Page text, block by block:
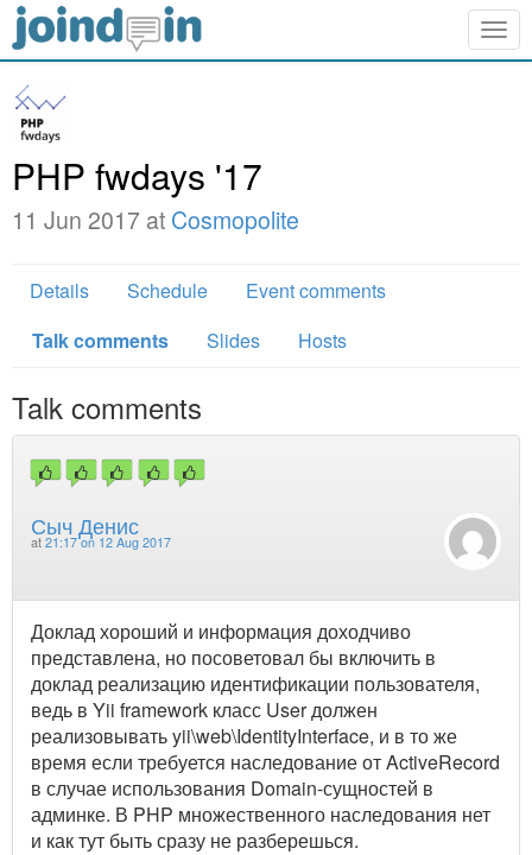
PHP fwdays '17
11 Jun 2017 at Cosmopolite
Details Schedule
Event comments
Talk comments
Slides Hosts
Talk comments
Сыч Денис
at 21:17 on 12 Aug 2017
Доклад хороший и информация доходчиво
представлена, но посоветовал бы включить в
доклад реализацию идентификации пользователя,
ведь в Yii framework класс User должен
реализовывать yii\web\IdentityInterface, и в то же
время если требуется наследование от ActiveRecord
в случае использования Domain-сущностей в
админке. В PHP множественного наследования нет
и как тут быть сразу не разберешься.